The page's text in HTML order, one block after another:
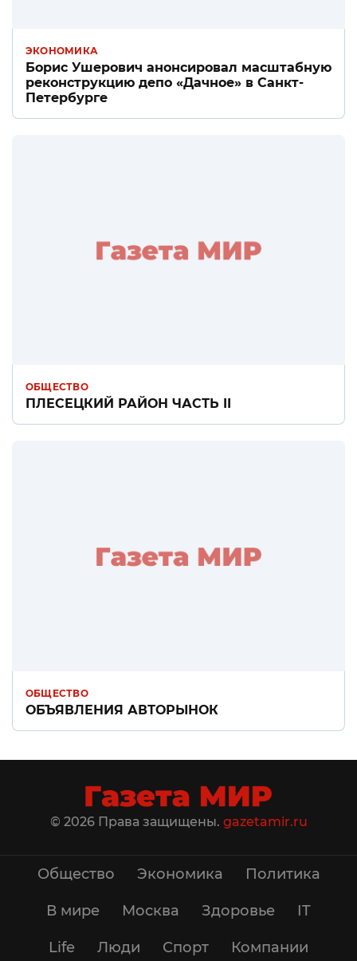
ЭКОНОМИКА
Борис Ушерович анонсировал масштабную
реконструкцию депо «Дачное» в Санкт-
Петербурге
ОБЩЕСТВО
ПЛЕСЕЦКИЙ РАЙОН ЧАСТЬ II
ОБЩЕСТВО
ОБЪЯВЛЕНИЯ АВТОРЫНОК
© 2026 Права защищены. gazetamir.ru
Общество Экономика Политика
В мире Москва Здоровье IT
Life Люди Спорт Компании